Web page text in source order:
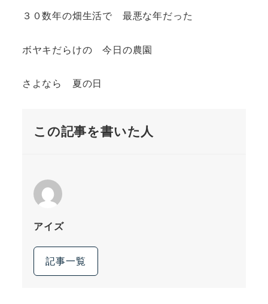
３０数年の畑生活で 最悪な年だった
ボヤキだらけの 今日の農園
さよなら 夏の日
この記事を書いた人
アイズ
記事一覧